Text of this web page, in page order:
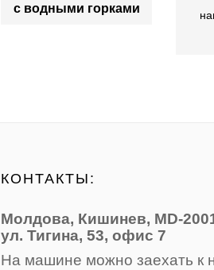
с водными горками
КОНТАКТЫ:
Молдова, Кишинев, MD-
ул. Тигина, 53, офис 7
На машине можно заехать к